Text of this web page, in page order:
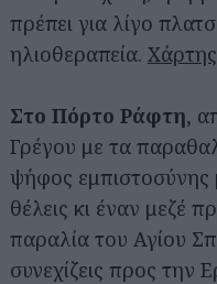
πρέπει για λίγο
ηλιοθεραπεία.
Στο Πόρτο Ράφτη,
Γρέγου με τα
ψήφος εμπιστοσύνης
θέλεις κι έναν μεζέ
παραλία του Αγίου
συνεχίζεις προς την